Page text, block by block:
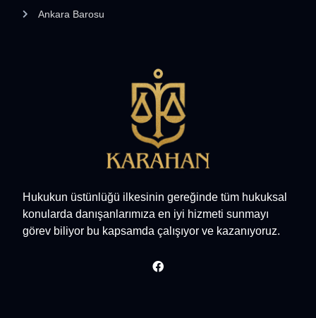
Hukukun üstünlüğü ilkesinin gereğinde tüm hukuksal
konularda danışanlarımıza en iyi hizmeti sunmayı
görev biliyor bu kapsamda çalışıyor ve kazanıyoruz.
Ankara Barosu